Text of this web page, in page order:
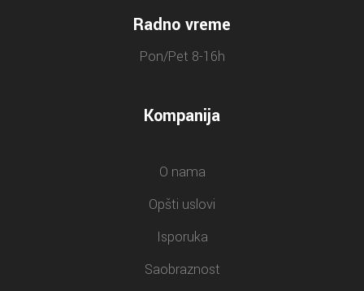
Radno vreme
Pon/Pet 8-16h
Kompanija
O nama
Opšti uslovi
Isporuka
Saobraznost